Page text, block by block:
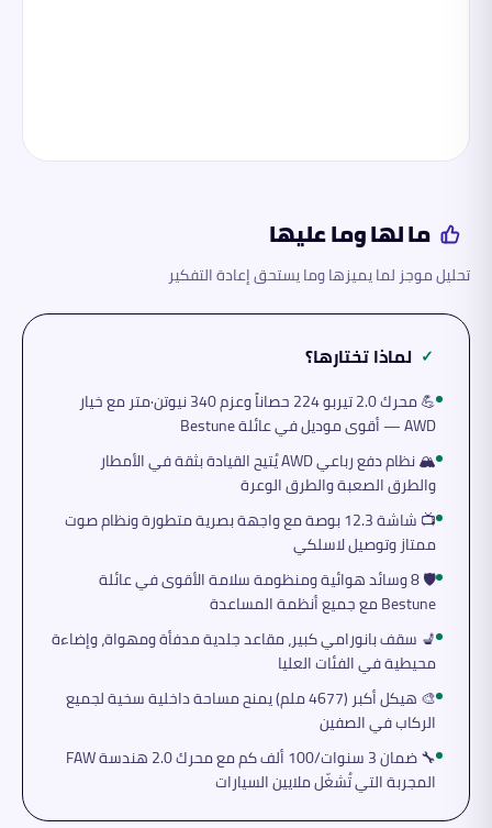
ما لها وما عليها
تحليل موجز لما يميزها وما يستحق إعادة التفكير
✓ لماذا تختارها؟
💪 محرك 2.0 تيربو 224 حصاناً وعزم 340 نيوتن·متر مع خيار
AWD — أقوى موديل في عائلة Bestune
🏔️ نظام دفع رباعي AWD يُتيح القيادة بثقة في الأمطار
والطرق الصعبة والطرق الوعرة
📺 شاشة 12.3 بوصة مع واجهة بصرية متطورة ونظام صوت
ممتاز وتوصيل لاسلكي
🛡️ 8 وسائد هوائية ومنظومة سلامة الأقوى في عائلة
Bestune مع جميع أنظمة المساعدة
💺 سقف بانورامي كبير، مقاعد جلدية مدفأة ومهواة، وإضاءة
محيطية في الفئات العليا
🎨 هيكل أكبر (4677 ملم) يمنح مساحة داخلية سخية لجميع
الركاب في الصفين
🔧 ضمان 3 سنوات/100 ألف كم مع محرك 2.0 هندسة FAW
المجربة التي تُشغّل ملايين السيارات